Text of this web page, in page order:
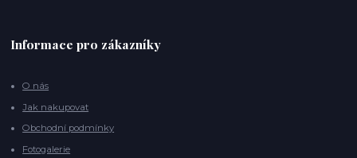
Informace pro zákazníky
O nás
Jak nakupovat
Obchodní podmínky
Fotogalerie